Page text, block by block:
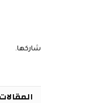
شاركها.
المقالات